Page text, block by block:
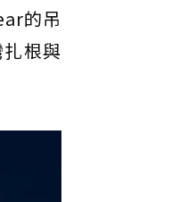
的吊
根與